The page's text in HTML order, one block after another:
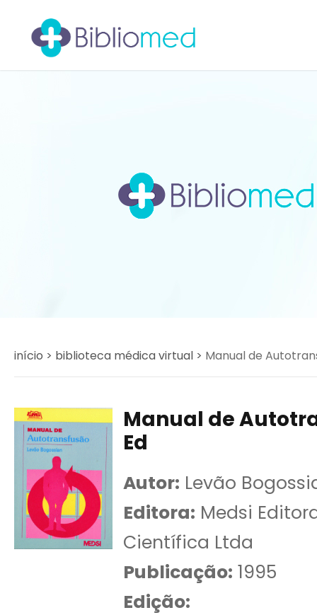
início > biblioteca médica virtual > Manual de
Manual de
Ed
Autor: Levão
Editora: Medsi
Científica Ltda
Publicação: 1995
Edição: